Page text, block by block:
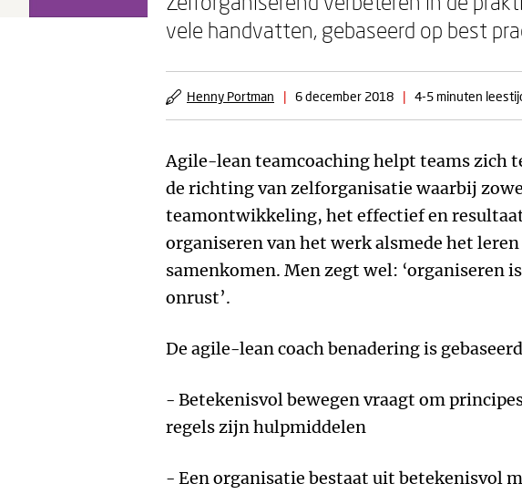
vele handvatten, gebaseerd op best
Henny Portman | 6 december 2018 | 4-5 minuten
Agile-lean teamcoaching helpt teams zich
de richting van zelforganisatie waarbij
teamontwikkeling, het effectief en
organiseren van het werk alsmede het
samenkomen. Men zegt wel: ‘organiseren
onrust’.
De agile-lean coach benadering is
- Betekenisvol bewegen vraagt om
regels zijn hulpmiddelen
- Een organisatie bestaat uit betekenisvol